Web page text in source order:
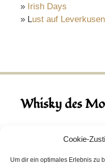
Cookie-
Um dir ein optimales Erlebnis zu
» Irish Days
» Lust auf Leverkusen
Whisky des
August 2026
Hinch Double Wood